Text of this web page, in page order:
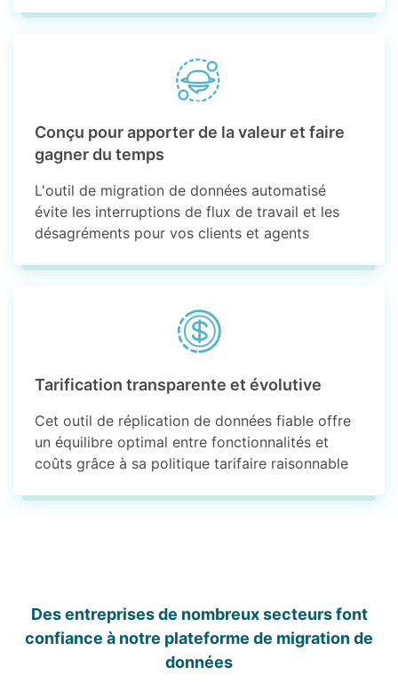
Conçu pour apporter de la valeur et faire
gagner du temps
L'outil de migration de données automatisé
évite les interruptions de flux de travail et les
désagréments pour vos clients et agents
Tarification transparente et évolutive
Cet outil de réplication de données fiable offre
un équilibre optimal entre fonctionnalités et
coûts grâce à sa politique tarifaire raisonnable
Des entreprises de nombreux secteurs font
confiance à notre plateforme de migration de
données